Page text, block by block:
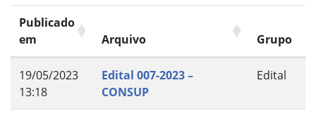
Publicado
em
Arquivo Grupo
19/05/2023
13:18
Edital 007-2023 –
CONSUP
Edital